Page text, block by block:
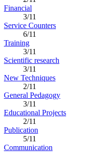
Financial
3/11
Service Counters
6/11
Training
3/11
Scientific research
3/11
New Techniques
2/11
General Pedagogy
3/11
Educational Projects
2/11
Publication
5/11
Communication